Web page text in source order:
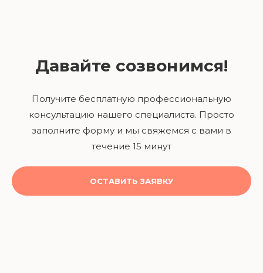
Давайте созвонимся!
Получите бесплатную профессиональную
консультацию нашего специалиста. Просто
заполните форму и мы свяжемся с вами в
течение 15 минут
ОСТАВИТЬ ЗАЯВКУ